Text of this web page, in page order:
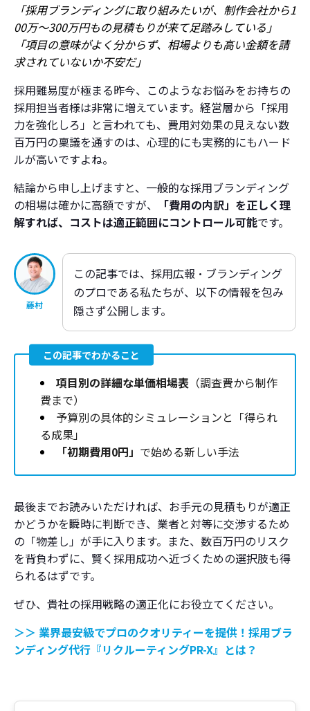
「採用ブランディングに取り組みたいが、制作会社から1
00万〜300万円もの見積もりが来て足踏みしている」
「項目の意味がよく分からず、相場よりも高い金額を請
求されていないか不安だ」
採用難易度が極まる昨今、このようなお悩みをお持ちの
採用担当者様は非常に増えています。経営層から「採用
力を強化しろ」と言われても、費用対効果の見えない数
百万円の稟議を通すのは、心理的にも実務的にもハード
ルが高いですよね。
結論から申し上げますと、一般的な採用ブランディング
の相場は確かに高額ですが、
「費用の内訳」を正しく理
解すれば、コストは適正範囲にコントロール可能です。
藤村
この記事では、採用広報・ブランディング
のプロである私たちが、以下の情報を包み
隠さず公開します。
この記事でわかること
項目別の詳細な単価相場表 （調査費から制作
費まで）
予算別の具体的シミュレーションと「得られ
る成果」
「初期費用0円」 で始める新しい手法
最後までお読みいただければ、お手元の見積もりが適正
かどうかを瞬時に判断でき、業者と対等に交渉するため
の「物差し」が手に入ります。また、数百万円のリスク
を背負わずに、賢く採用成功へ近づくための選択肢も得
られるはずです。
ぜひ、貴社の採用戦略の適正化にお役立てください。
＞＞ 業界最安級でプロのクオリティーを提供！採用ブラ
ンディング代行『リクルーティングPR-X』とは？